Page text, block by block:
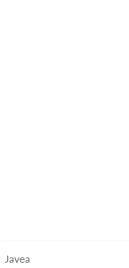
Javea